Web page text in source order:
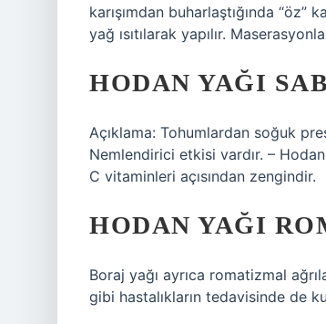
karışımdan buharlaştığında
yağ ısıtılarak yapılır.
HODAN YAĞI
Açıklama: Tohumlardan soğuk
Nemlendirici etkisi vardır. –
C vitaminleri açısından zengindir.
HODAN YAĞI
Boraj yağı ayrıca romatizmal
gibi hastalıkların tedavisinde de